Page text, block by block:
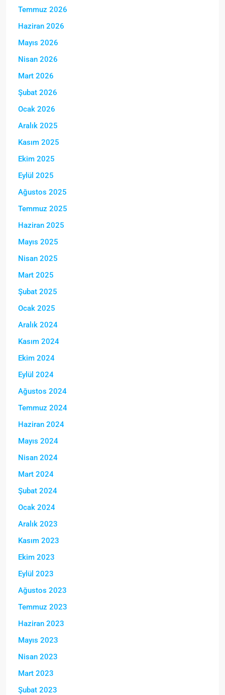
Temmuz 2026
Haziran 2026
Mayıs 2026
Nisan 2026
Mart 2026
Şubat 2026
Ocak 2026
Aralık 2025
Kasım 2025
Ekim 2025
Eylül 2025
Ağustos 2025
Temmuz 2025
Haziran 2025
Mayıs 2025
Nisan 2025
Mart 2025
Şubat 2025
Ocak 2025
Aralık 2024
Kasım 2024
Ekim 2024
Eylül 2024
Ağustos 2024
Temmuz 2024
Haziran 2024
Mayıs 2024
Nisan 2024
Mart 2024
Şubat 2024
Ocak 2024
Aralık 2023
Kasım 2023
Ekim 2023
Eylül 2023
Ağustos 2023
Temmuz 2023
Haziran 2023
Mayıs 2023
Nisan 2023
Mart 2023
Şubat 2023